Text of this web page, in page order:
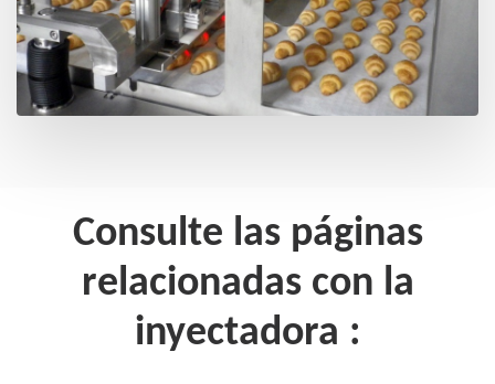
Consulte las páginas
relacionadas con la
inyectadora :